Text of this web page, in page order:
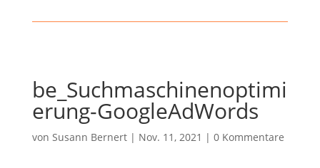
be_Suchmaschinenoptimi
erung-GoogleAdWords
von Susann Bernert| Nov. 11, 2021 | 0 Kommentare